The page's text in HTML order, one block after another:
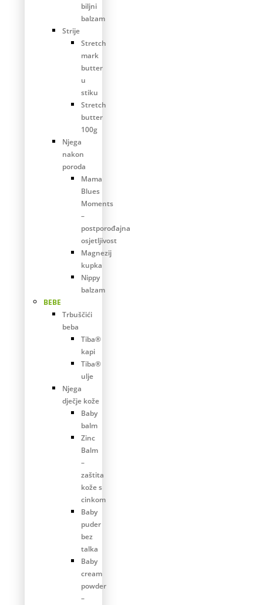
biljni
balzam
Strije
Stretch
mark
butter
u
stiku
Stretch
butter
100g
Njega
nakon
poroda
Mama
Blues
Moments
–
postporođajna
osjetljivost
Magnezij
kupka
Nippy
balzam
BEBE
Trbuščići
beba
Tiba®
kapi
Tiba®
ulje
Njega
dječje kože
Baby
balm
Zinc
Balm
–
zaštita
kože s
cinkom
Baby
puder
bez
talka
Baby
cream
powder
–